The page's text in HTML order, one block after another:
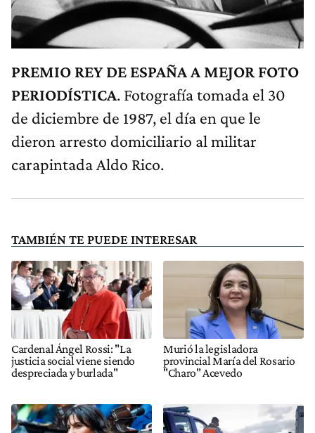
PREMIO REY DE ESPAÑA A MEJOR FOTO
PERIODÍSTICA. Fotografía tomada el 30
de diciembre de 1987, el día en que le
dieron arresto domiciliario al militar
carapintada Aldo Rico.
TAMBIÉN TE PUEDE INTERESAR
Cardenal Ángel Rossi: "La
justicia social viene siendo
despreciada y burlada"
Murió la legisladora
provincial María del Rosario
"Charo" Acevedo